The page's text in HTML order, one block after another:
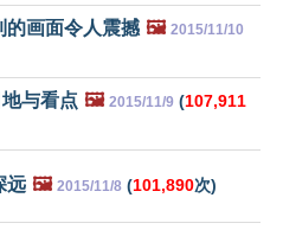
的画面令人震撼 🖼️ 2015/11/10
与看点 🖼️ 2015/11/9 (107,911
远 🖼️ 2015/11/8 (101,890次)